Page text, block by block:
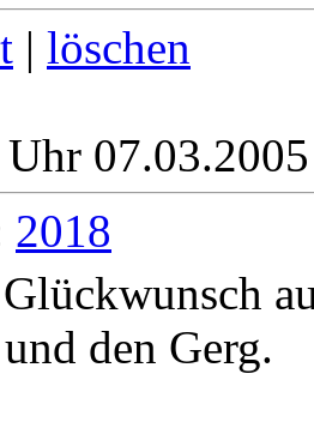
| löschen
2018
den Gerg.